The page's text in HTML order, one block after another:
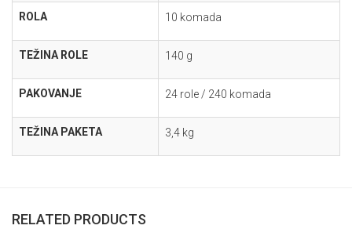
ROLA 10 komada
TEŽINA ROLE 140 g
PAKOVANJE 24 role / 240 komada
TEŽINA PAKETA 3,4 kg
RELATED PRODUCTS